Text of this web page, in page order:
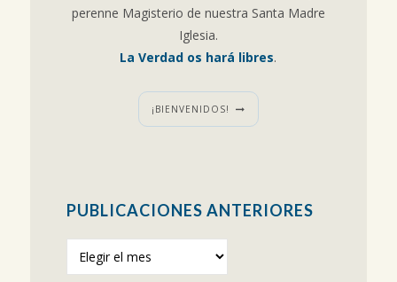
perenne Magisterio de nuestra Santa Madre
Iglesia.
La Verdad os hará libres.
¡BIENVENIDOS!
PUBLICACIONES ANTERIORES
anteriores